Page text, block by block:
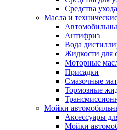
Средства
Масла и
Антифриз
Вода
Жидкости для
Моторные
Присадки
Смазочные
Тормозные
Мойки
Аксессуары
Мойки